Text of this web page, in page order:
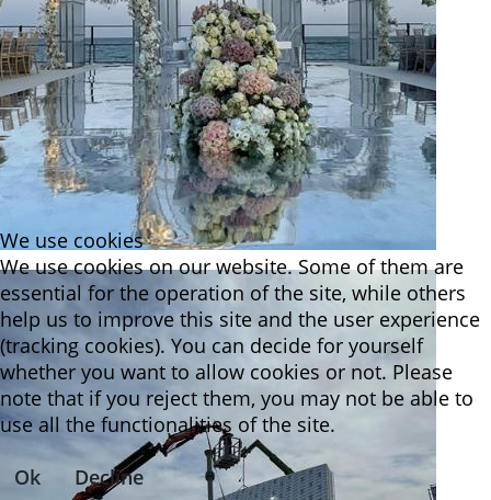
We use cookies
We use cookies on our website. Some of them are
essential for the operation of the site, while others
help us to improve this site and the user experience
(tracking cookies). You can decide for yourself
whether you want to allow cookies or not. Please
note that if you reject them, you may not be able to
use all the functionalities of the site.
Ok
Decline